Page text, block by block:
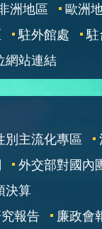
洲地區 歐洲
駐外館處
駐
網站連結
別主流化專區
外交部對國內
決算
報告
廉政會